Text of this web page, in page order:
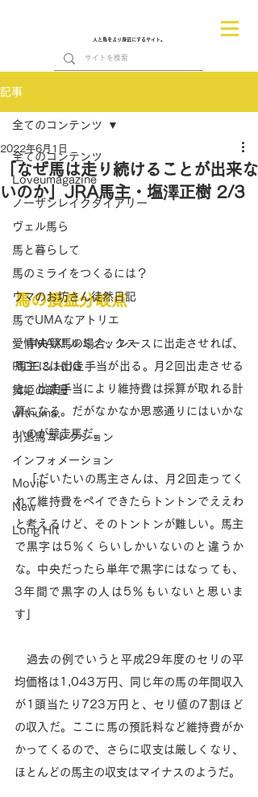
人と馬をより身近にするサイト。
記事
全てのコンテンツ
Loveumagazine
ノーザンレイクダイアリー
ヴェル馬ら
馬と暮らして
馬のミライをつくるには？
ウマのお坊さん徒然日記
馬でUMAなアトリエ
愛情MAX! ルミノックス
RIDE & HUG
舞姫の部屋
withuma.
引退馬コレクション
インフォメーション
Movie
New
Long Hit
全てのコンテンツ
「なぜ馬は走り続けることが出来な
いのか」JRA馬主・塩澤正樹 2/3
2022年6月1日
馬の損益分岐点
中央競馬の場合、レースに出走させれば、
馬主には出走手当が出る。月2回出走させる
と、出走手当により維持費は採算が取れる計
算になる。だがなかなか思惑通りにはいかな
いのが競走馬だ。
「だいたいの馬主さんは、月2回走ってく
れて維持費をペイできたらトントンでええわ
と考えるけど、そのトントンが難しい。馬主
で黒字は5％くらいしかいないのと違うか
な。中央だったら単年で黒字にはなっても、
3年間で黒字の人は5％もいないと思いま
す」
過去の例でいうと平成29年度のセリの平
均価格は1,043万円、同じ年の馬の年間収入
が1頭当たり723万円と、セリ値の7割ほど
の収入だ。ここに馬の預託料など維持費がか
かってくるので、さらに収支は厳しくなり、
ほとんどの馬主の収支はマイナスのようだ。